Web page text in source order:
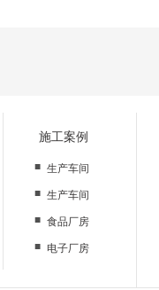
施工案例
■ 生产车间
■ 生产车间
■ 食品厂房
■ 电子厂房